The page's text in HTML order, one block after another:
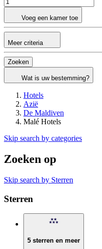
Voeg een kamer toe
Meer criteria
Zoeken
Wat is uw bestemming?
Hotels
Azië
De Maldiven
Malé Hotels
Skip search by categories
Zoeken op
Skip search by Sterren
Sterren
5 sterren en meer